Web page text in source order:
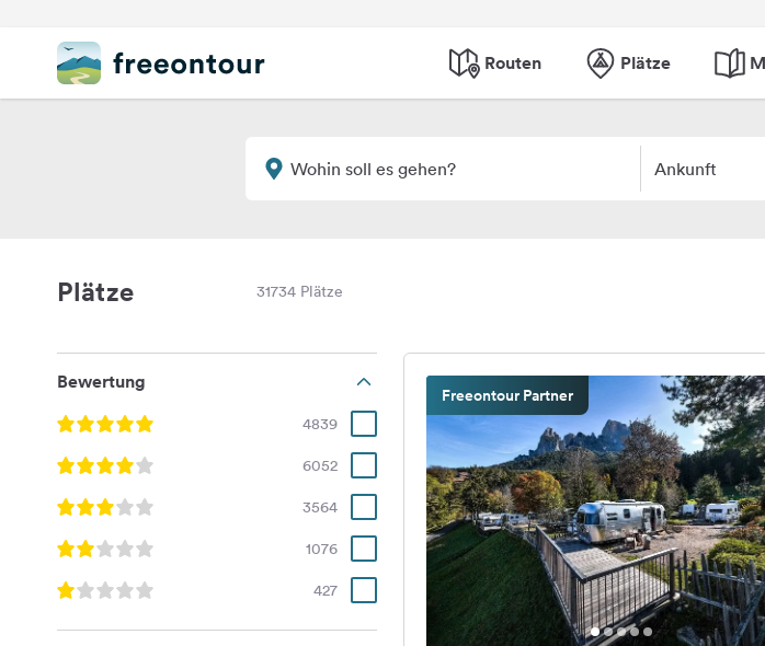
Routen Plätze
Ankunft
Plätze 31734 Plätze
Bewertung
4839
6052
3564
1076
427
Freeontour Partner